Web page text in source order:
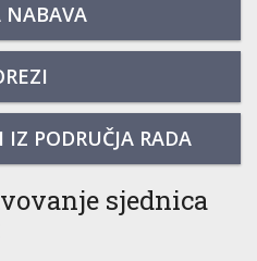
NABAVA
PODRUČJA RADA
sjednica